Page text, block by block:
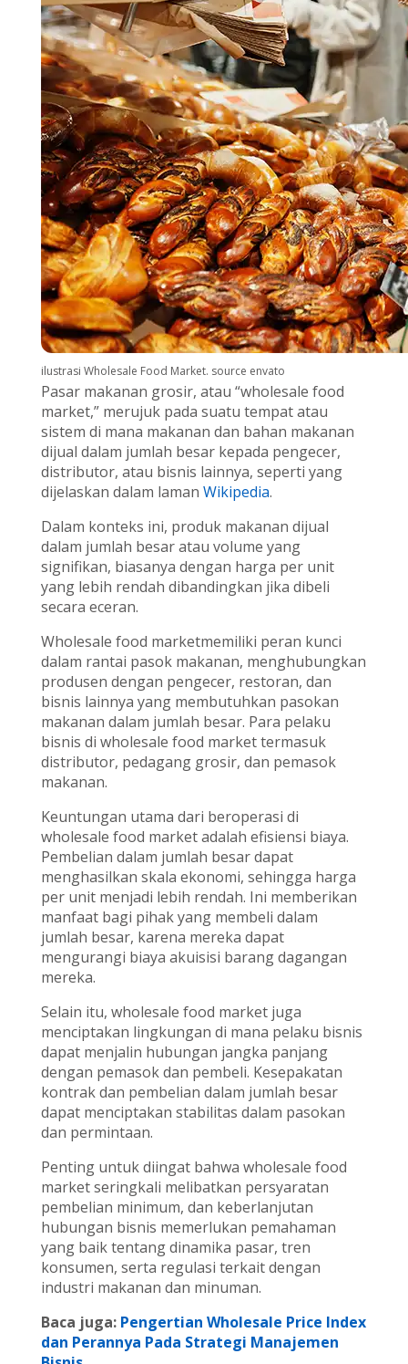
ilustrasi Wholesale Food Market. source envato
Pasar makanan grosir, atau “wholesale food
market,” merujuk pada suatu tempat atau
sistem di mana makanan dan bahan makanan
dijual dalam jumlah besar kepada pengecer,
distributor, atau bisnis lainnya, seperti yang
dijelaskan dalam laman Wikipedia.
Dalam konteks ini, produk makanan dijual
dalam jumlah besar atau volume yang
signifikan, biasanya dengan harga per unit
yang lebih rendah dibandingkan jika dibeli
secara eceran.
Wholesale food marketmemiliki peran kunci
dalam rantai pasok makanan, menghubungkan
produsen dengan pengecer, restoran, dan
bisnis lainnya yang membutuhkan pasokan
makanan dalam jumlah besar. Para pelaku
bisnis di wholesale food market termasuk
distributor, pedagang grosir, dan pemasok
makanan.
Keuntungan utama dari beroperasi di
wholesale food market adalah efisiensi biaya.
Pembelian dalam jumlah besar dapat
menghasilkan skala ekonomi, sehingga harga
per unit menjadi lebih rendah. Ini memberikan
manfaat bagi pihak yang membeli dalam
jumlah besar, karena mereka dapat
mengurangi biaya akuisisi barang dagangan
mereka.
Selain itu, wholesale food market juga
menciptakan lingkungan di mana pelaku bisnis
dapat menjalin hubungan jangka panjang
dengan pemasok dan pembeli. Kesepakatan
kontrak dan pembelian dalam jumlah besar
dapat menciptakan stabilitas dalam pasokan
dan permintaan.
Penting untuk diingat bahwa wholesale food
market seringkali melibatkan persyaratan
pembelian minimum, dan keberlanjutan
hubungan bisnis memerlukan pemahaman
yang baik tentang dinamika pasar, tren
konsumen, serta regulasi terkait dengan
industri makanan dan minuman.
Baca juga: Pengertian Wholesale Price Index
dan Perannya Pada Strategi Manajemen